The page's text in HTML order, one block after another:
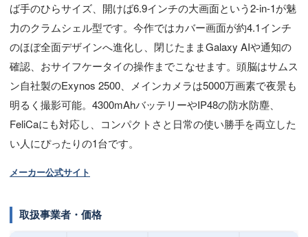
ば手のひらサイズ、開けば6.9インチの大画面という2-in-1が魅
力のクラムシェル型です。今作ではカバー画面が約4.1インチ
のほぼ全面デザインへ進化し、閉じたままGalaxy AIや通知の
確認、おサイフケータイの操作までこなせます。頭脳はサムス
ン自社製のExynos 2500、メインカメラは5000万画素で夜景も
明るく撮影可能。4300mAhバッテリーやIP48の防水防塵、
FeliCaにも対応し、コンパクトさと日常の使い勝手を両立した
い人にぴったりの1台です。
メーカー公式サイト
取扱事業者・価格